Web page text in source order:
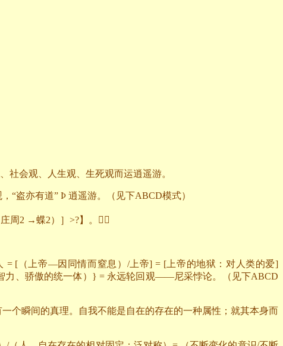
社会观、人生观、生死观而运逍遥游。
“盗亦有道” Þ 逍遥游。（见下ABCD模式）
周 2 →蝶2）］ >?】。
= [ （上帝—因同情而窒息） /上帝] = [上帝的地狱：对人类的爱]
、骄傲的统一体） } = 永远轮回观——尼采悖论。（见下ABCD
个瞬间的真理。自我不能是自在的存在的一种属性；就其本身而